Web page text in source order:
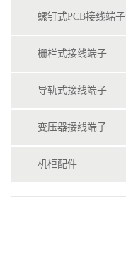
螺钉式PCB接线端子
栅栏式接线端子
导轨式接线端子
变压器接线端子
机柜配件